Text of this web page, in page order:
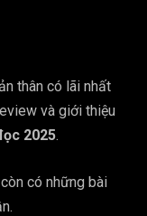
thân có lãi nhất
và giới thiệu
2025.
còn có những bài